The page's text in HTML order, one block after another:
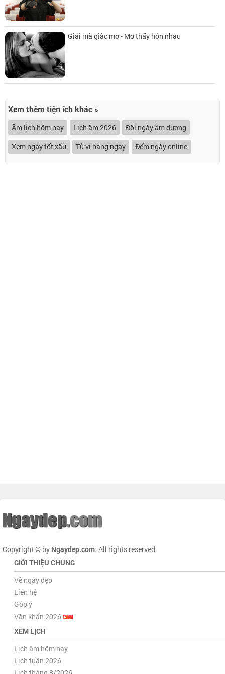
Giải mã giấc mơ - Mơ thấy hôn nhau
Xem thêm tiện ích khác »
Âm lịch hôm nay Lịch âm 2026
Đổi ngày âm dương
Xem ngày tốt xấu
Tử vi hàng ngày Đếm ngày online
Copyright © by Ngaydep.com. All rights reserved.
GIỚI THIỆU CHUNG
Về ngày đẹp
Liên hệ
Góp ý
Văn khấn 2026
XEM LỊCH
Lịch âm hôm nay
Lịch tuần 2026